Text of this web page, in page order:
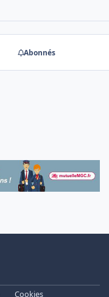
Abonnés
Cookies